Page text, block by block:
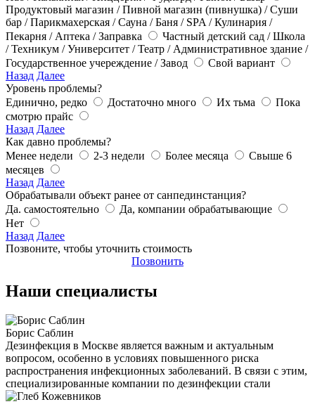
Продуктовый магазин / Пивной магазин (пивнушка) / Суши
бар / Парикмахерская / Сауна / Баня / SPA / Кулинария /
Пекарня / Аптека / Заправка
Частный детский сад / Школа
/ Техникум / Университет / Театр / Административное здание /
Государственное учереждение / Завод
Свой вариант
Назад Далее
Уровень проблемы?
Единично, редко
Достаточно много Их тьма
Пока
смотрю прайс
Назад Далее
Как давно проблемы?
Менее недели
2-3 недели Более месяца
Свыше 6
месяцев
Назад Далее
Обрабатывали объект ранее от санпединстанция?
Да. самостоятельно
Да, компании обрабатывающие
Нет
Назад Далее
Позвоните, чтобы уточнить стоимость
Позвонить
Наши специалисты
Борис Саблин
Дезинфекция в Москве является важным и актуальным
вопросом, особенно в условиях повышенного риска
распространения инфекционных заболеваний. В связи с этим,
специализированные компании по дезинфекции стали